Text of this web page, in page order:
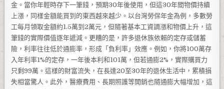
金。當你年輕時存下一筆錢，預期30年後使用，但這30年間物價持續
上漲，同樣金額能買到的東西越來越少。以台灣勞保年金為例，多數勞
工每月領取金額約1.5萬到2萬元，但隨著基本工資調漲和物價上升，這
筆錢的實際價值逐年遞減。更糟的是，許多退休族依賴的定存或儲蓄
險，利率往往低於通膨率，形成「負利率」效應。例如，你將100萬存
入年利率1%的定存，一年後本利和101萬，但若通膨2%，實際購買力
只剩99萬。這樣的財富流失，在長達20至30年的退休生活中，累積損
失相當驚人。此外，醫療費用、長期照護等開銷也隨通膨大幅增加，這